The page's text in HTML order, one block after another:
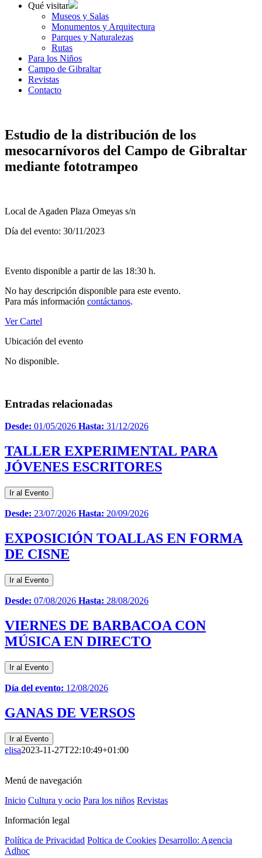
Qué visitar
Museos y Salas
Monumentos y Arquitectura
Parques y Naturalezas
Rutas
Para los Niños
Campo de Gibraltar
Revistas
Contacto
Estudio de la distribución de los
mesocarnívoros del Campo de Gibraltar
mediante fototrampeo
Local de Agaden Plaza Omeyas s/n
Día del evento: 30/11/2023
Evento disponible a partir de las 18:30 h.
No hay descripción disponible para este evento.
Para más información contáctanos.
Ver Cartel
Ubicación del evento
No disponible.
Entradas relacionadas
Desde: 01/05/2026 Hasta: 31/12/2026
TALLER EXPERIMENTAL PARA
JÓVENES ESCRITORES
Ir al Evento
Desde: 23/07/2026 Hasta: 20/09/2026
EXPOSICIÓN TOALLAS EN FORMA
DE CISNE
Ir al Evento
Desde: 07/08/2026 Hasta: 28/08/2026
VIERNES DE BARBACOA CON
MÚSICA EN DIRECTO
Ir al Evento
Día del evento: 12/08/2026
GANAS DE VERSOS
Ir al Evento
elisa2023-11-27T22:10:49+01:00
Menú de navegación
Inicio Cultura y ocio Para los niños Revistas
Información legal
Política de Privacidad Poltica de Cookies Desarrollo: Agencia
Adhoc